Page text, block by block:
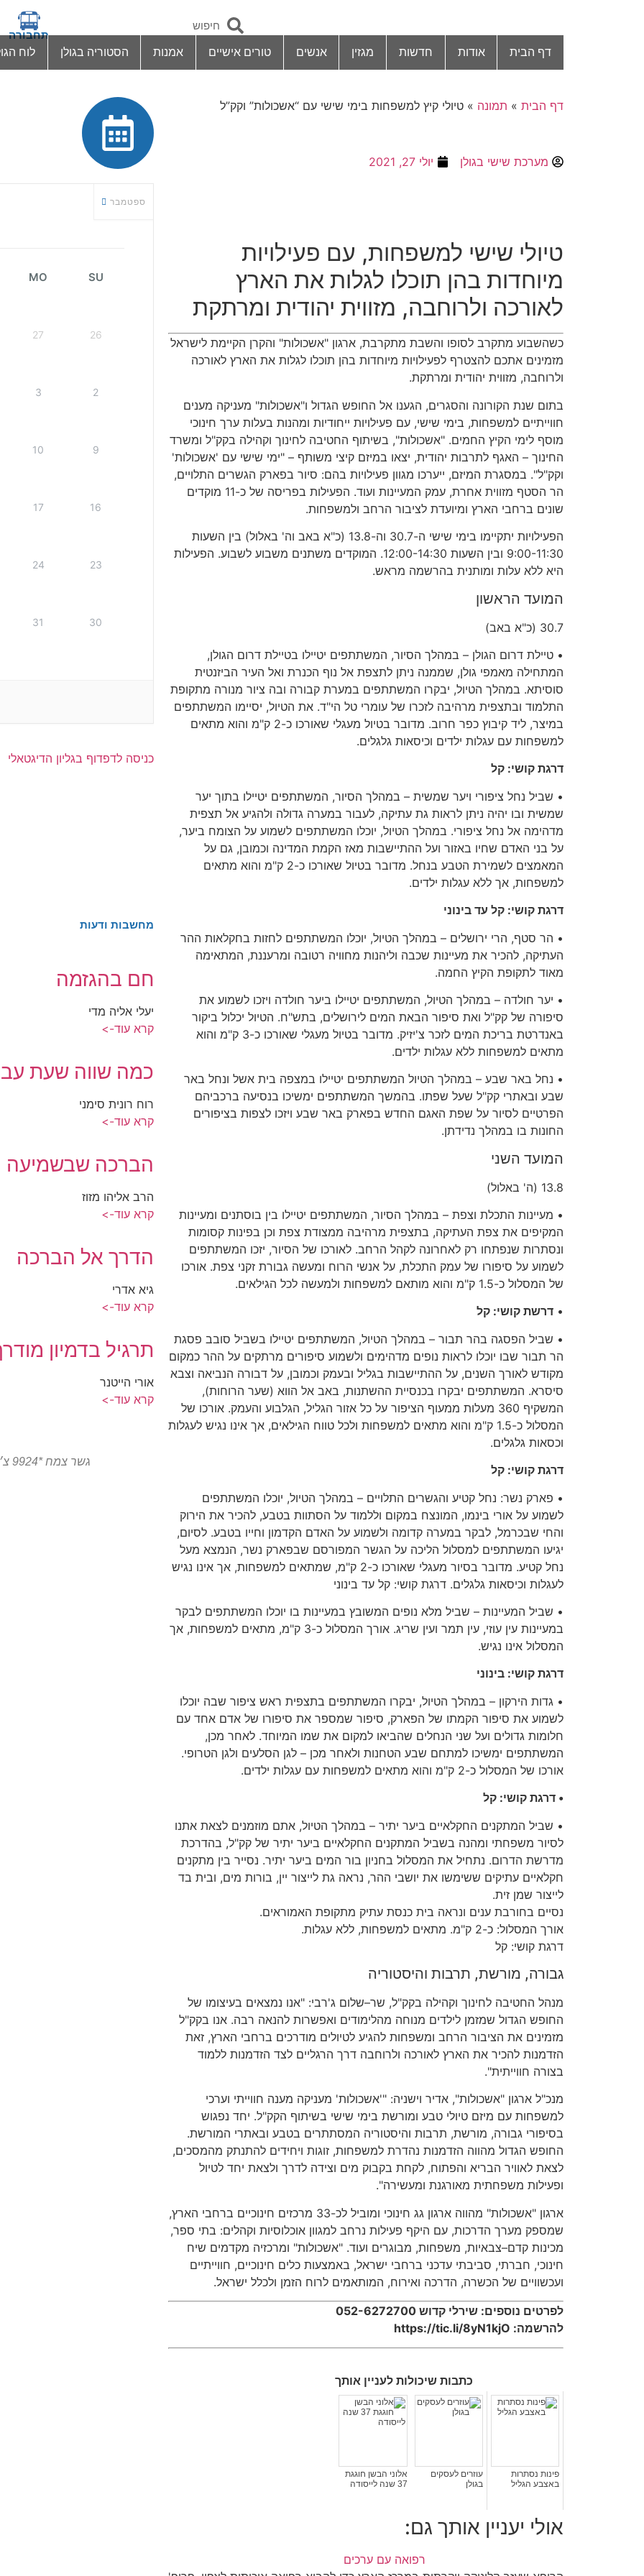
תחבורה
דף הבית
אודות חדשות מגזין אנשים טורים אישיים אמנות הסטוריה בגולן לוח
דף הבית » תמונה » טיולי קיץ למשפחות בימי שישי עם “אשכולות” וקק”ל
מערכת שישי בגולן יולי 27, 2021
טיולי שישי למשפחות, עם פעילויות
מיוחדות בהן תוכלו לגלות את הארץ
לאורכה ולרוחבה, מזווית יהודית ומרתקת
כשהשבוע מתקרב לסופו והשבת מתקרבת, ארגון "אשכולות" והקרן הקיימת לישראל
מזמינים אתכם להצטרף לפעילויות מיוחדות בהן תוכלו לגלות את הארץ לאורכה
ולרוחבה, מזווית יהודית ומרתקת.
בתום שנת הקורונה והסגרים, הגענו אל החופש הגדול ו"אשכולות" מעניקה מענים
חווייתיים למשפחות, בימי שישי, עם פעילויות ייחודיות ומהנות בעלות ערך חינוכי
מוסף לימי הקיץ החמים. "אשכולות", בשיתוף החטיבה לחינוך וקהילה בקק"ל ומשרד
החינוך – האגף לתרבות יהודית, יצאו במיזם קיצי משותף – "ימי שישי עם 'אשכולות'
וקק"ל". במסגרת המיזם, ייערכו מגוון פעילויות בהם: סיור בפארק הגשרים התלויים,
הר הסטף מזווית אחרת, עמק המעיינות ועוד. הפעילות בפריסה של כ-11
מוקדים
שונים ברחבי הארץ ומיועדת לציבור הרחב ולמשפחות.
הפעילויות יתקיימו בימי שישי ה-30.7 וה-13.8 ( כ"א באב וה' באלול) בין השעות
9:00-11:30 ובין השעות המוקדים משתנים משבוע לשבוע. הפעילות
היא ללא עלות ומותנית בהרשמה מראש.
המועד הראשון
30.7 ( כ"א באב)
• טיילת דרום הגולן – במהלך הסיור, המשתתפים יטיילו בטיילת דרום הגולן,
המתחילה מאמפי גולן, שממנה ניתן לתצפת אל נוף הכנרת ואל העיר הביזנטית
סוסיתא. במהלך הטיול, יבקרו המשתתפים במערת קבורה ובה ציור מנורה מתקופת
התלמוד ובתצפית מרהיבה לזכרו של עומרי טל הי"ד. את הטיול, יסיימו המשתתפים
במיצר, ליד קיבוץ כפר חרוב. מדובר בטיול מעגלי שאורכו כ-2 ק"מ והוא מתאים
למשפחות עם עגלות ילדים וכיסאות גלגלים.
דרגת קושי: קל
• שביל נחל ציפורי ויער שמשית – במהלך הסיור, המשתתפים יטיילו בתוך יער
שמשית ובו יהיה ניתן לראות גת עתיקה, לעבור במערה גדולה ולהגיע אל תצפית
מדהימה אל נחל ציפורי. במהלך הטיול, יוכלו המשתתפים לשמוע על הצומח ביער,
על בני האדם שחיו באזור ועל ההתיישבות מאז הקמת המדינה וכמובן, גם על
המאמצים לשמירת הטבע בנחל. מדובר בטיול שאורכו כ-2 ק"מ והוא מתאים
למשפחות, אך ללא עגלות ילדים.
דרגת קושי: קל עד בינוני
• הר סטף, הרי ירושלים – במהלך הטיול, יוכלו המשתתפים לחזות בחקלאות ההר
העתיקה, להכיר את מעיינות שכבה וליהנות מחוויה רטובה ומרעננת, המתאימה
מאוד לתקופת הקיץ החמה.
• יער חולדה – במהלך הטיול, המשתתפים יטיילו ביער חולדה ויזכו לשמוע את
סיפורה של קק"ל ואת סיפור הבאת המים לירושלים, בתש"ח. הטיול יכלול ביקור
באנדרטת בריכת המים לזכר צ'יזיק. מדובר בטיול מעגלי שאורכו כ-3 ק"מ והוא
מתאים למשפחות ללא עגלות ילדים.
• נחל באר שבע – במהלך הטיול המשתתפים יטיילו במצפה בית אשל ונחל באר
שבע ובאתרי קק"ל שעל שפתו. בהמשך המשתתפים ימשיכו בנסיעה ברכביהם
הפרטיים לסיור על שפת האגם החדש בפארק באר שבע ויזכו לצפות בציפורים
החונות בו במהלך נדידתן.
המועד השני
13.8 ( ה' באלול)
• מעיינות התכלת וצפת – במהלך הסיור, המשתתפים יטיילו בין בוסתנים ומעיינות
המקיפים את צפת העתיקה, בתצפית מרהיבה ממצודת צפת וכן בפינות קסומות
ונסתרות שנפתחו רק לאחרונה לקהל הרחב. לאורכו של הסיור, יזכו המשתתפים
לשמוע על סיפורו של עמק התכלת, על אנשי הרוח ומעשה גבורת זקני צפת. אורכו
של המסלול כ-1.5 ק"מ והוא מותאם למשפחות ולמעשה לכל הגילאים.
• דרשת קושי: קל
• שביל הפסגה בהר תבור – במהלך הטיול, המשתתפים יטיילו בשביל סובב פסגת
הר תבור שבו יוכלו לראות נופים מדהימים ולשמוע סיפורים מרתקים על ההר כמקום
מקודש לאורך השנים, על ההתיישבות בגליל ובעמק וכמובן, על דבורה הנביאה וצבא
סיסרא. המשתתפים יבקרו בכנסיית ההשתנות, באב אל הווא (שער הרוחות),
המשקיף
מעלות ממעוף הציפור על כל אזור הגליל, הגלבוע והעמק. אורכו של
המסלול כ-1.5 ק"מ והוא מתאים למשפחות ולכל טווח הגילאים, אך אינו נגיש לעגלות
וכסאות גלגלים.
דרגת קושי: קל
• פארק נשר: נחל קטיע והגשרים התלויים – במהלך הטיול, יוכלו המשתתפים
לשמוע על אורי בינמו, המונצח במקום וללמוד על הסתוות בטבע, להכיר את הירוק
והחי שבכרמל, לבקר במערה קדומה ולשמוע על האדם הקדמון וחייו בטבע. לסיום,
יגיעו המשתתפים למסלול הליכה על הגשר המפורסם שבפארק נשר, הנמצא מעל
נחל קטיע. מדובר בסיור מעגלי שאורכו כ-2 ק"מ, שמתאים למשפחות, אך אינו נגיש
לעגלות וכיסאות גלגלים. דרגת קושי: קל עד בינוני
• שביל המעיינות – שביל מלא נופים המשובץ במעיינות בו יוכלו המשתתפים לבקר
במעיינות עין עוזי, עין תמר ועין שריג. אורך המסלול כ-3 ק"מ, מתאים למשפחות, אך
המסלול אינו נגיש.
דרגת קושי: בינוני
• גדות הירקון – במהלך הטיול, יבקרו המשתתפים בתצפית ראש ציפור שבה יוכלו
לשמוע את סיפור הקמתו של הפארק, סיפור שמספר את סיפורו של אדם אחד עם
חלומות גדולים ועל שני הנחלים שהביאו למקום את שמו המיוחד. לאחר מכן,
המשתתפים ימשיכו למתחם שבע הטחנות ולאחר מכן – לגן הסלעים ולגן הטרופי.
אורכו של המסלול כ-2 ק"מ והוא מתאים למשפחות עם עגלות ילדים.
• דרגת קושי: קל
• שביל המתקנים החקלאיים ביער יתיר – במהלך הטיול, אתם מוזמנים לצאת אתנו
לסיור משפחתי ומהנה בשביל המתקנים החקלאיים ביער יתיר של קק"ל, בהדרכת
מדרשת הדרום. נתחיל את המסלול בחניון בור המים ביער יתיר. נסייר בין מתקנים
חקלאיים עתיקים ששימשו את יושבי ההר, נראה גת לייצור יין, בורות מים, ובית בד
לייצור שמן זית.
נסיים בחורבת ענים ונראה בית כנסת עתיק מתקופת האמוראים.
אורך המסלול: כ-2 ק"מ. מתאים למשפחות, ללא עגלות.
דרגת קושי: קל
גבורה, מורשת, תרבות והיסטוריה
מנהל החטיבה לחינוך וקהילה בקק"ל, שר–שלום ג'רבי: "אנו נמצאים בעיצומו של
החופש הגדול שמזמן לילדים מנוחה מהלימודים ואפשרות להנאה רבה. אנו בקק"ל
מזמינים את הציבור הרחב ומשפחות להגיע לטיולים מודרכים ברחבי הארץ, זאת
הזדמנות להכיר את הארץ לאורכה ולרוחבה דרך הרגליים לצד הזדמנות ללמוד
בצורה חווייתית".
מנכ"ל ארגון "אשכולות", אדיר וישניה: "'אשכולות' מעניקה מענה חווייתי וערכי
למשפחות עם מיזם טיולי טבע ומורשת בימי שישי בשיתוף הקק"ל. יחד נפגוש
בסיפורי גבורה, מורשת, תרבות והיסטוריה המסתתרים בטבע ובאתרי המורשת.
החופש הגדול מהווה הזדמנות נהדרת למשפחות, זוגות ויחידים להתנתק מהמסכים,
לצאת לאוויר הבריא והפתוח, לקחת בקבוק מים וצידה לדרך ולצאת יחד לטיול
ופעילות משפחתית מאורגנת ומעשירה".
ארגון "אשכולות" מהווה ארגון גג חינוכי ומוביל לכ-33 מרכזים חינוכיים ברחבי הארץ,
שמספק מערך הדרכות, עם היקף פעילות נרחב למגוון אוכלוסיות וקהלים: בתי ספר,
מכינות קדם–צבאיות, משפחות, מבוגרים ועוד. "אשכולות" ומרכזיה מקדמים שיח
חינוכי, חברתי, סביבתי עדכני ברחבי ישראל, באמצעות כלים חינוכיים, חווייתיים
ועכשוויים של הכשרה, הדרכה ואירוח, המותאמים לרוח הזמן ולכלל ישראל.
לפרטים נוספים: שירלי קדוש
להרשמה: https://tic.li/8yN1kjO
כתבות שיכולות לעניין אותך
פינות נסתרות
באצבע הגליל
עוזרים לעסקים
בגולן
אלוני הבשן חוגגת
37 שנה לייסודה
אולי יעניין אותך גם:
רפואה עם ערכים
ספטמבר
SU
MO
26
27
2
3
9
10
16
17
23
24
30
31
כניסה לדפדוף בגליון הדיגטאלי
מחשבות ודעות
חם בהגזמה
יעלי אליה מדי
קרא עוד->
כמה שווה שעת
רוח רונית סימני
קרא עוד->
הברכה שבשמיעה
הרב אליהו מזוז
קרא עוד->
הדרך אל הברכה
גיא אדרי
קרא עוד->
תרגיל בדמיון
אורי הייטנר
קרא עוד->
גשר צמח *9924 צ׳יטו טיגו 8 פרו המותג הסיני הגיע לצפון